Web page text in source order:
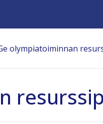
olympiatoiminnan